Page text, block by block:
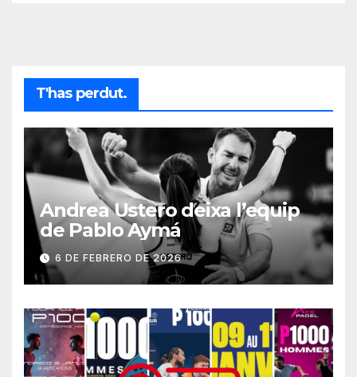
T'has perdut.
Andrea Ustero deixa l’equip
de Pablo Aymá
6 DE FEBRERO DE 2026